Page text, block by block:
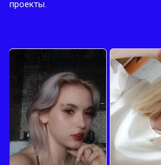
проекты.